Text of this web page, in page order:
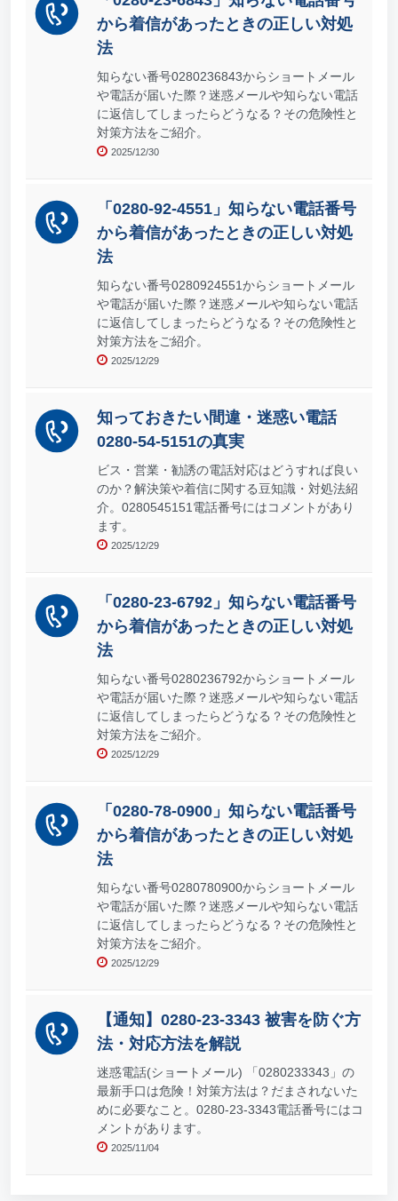
から着信があったときの正しい対処
法
知らない番号0280236843からショートメール
や電話が届いた際？迷惑メールや知らない電話
に返信してしまったらどうなる？その危険性と
対策方法をご紹介。
2025/12/30
「0280-92-4551」知らない電話番号
から着信があったときの正しい対処
法
知らない番号0280924551からショートメール
や電話が届いた際？迷惑メールや知らない電話
に返信してしまったらどうなる？その危険性と
対策方法をご紹介。
2025/12/29
知っておきたい間違・迷惑い電話
0280-54-5151の真実
ビス・営業・勧誘の電話対応はどうすれば良い
のか？解決策や着信に関する豆知識・対処法紹
介。0280545151電話番号にはコメントがあり
ます。
2025/12/29
「0280-23-6792」知らない電話番号
から着信があったときの正しい対処
法
知らない番号0280236792からショートメール
や電話が届いた際？迷惑メールや知らない電話
に返信してしまったらどうなる？その危険性と
対策方法をご紹介。
2025/12/29
「0280-78-0900」知らない電話番号
から着信があったときの正しい対処
法
知らない番号0280780900からショートメール
や電話が届いた際？迷惑メールや知らない電話
に返信してしまったらどうなる？その危険性と
対策方法をご紹介。
2025/12/29
【通知】0280-23-3343 被害を防ぐ方
法・対応方法を解説
迷惑電話(ショートメール) 「0280233343」の
最新手口は危険！対策方法は？だまされないた
めに必要なこと。0280-23-3343電話番号にはコ
メントがあります。
2025/11/04